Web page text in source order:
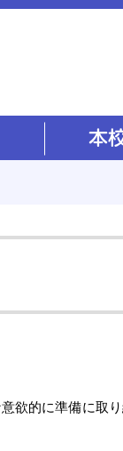
欲的に準備に取